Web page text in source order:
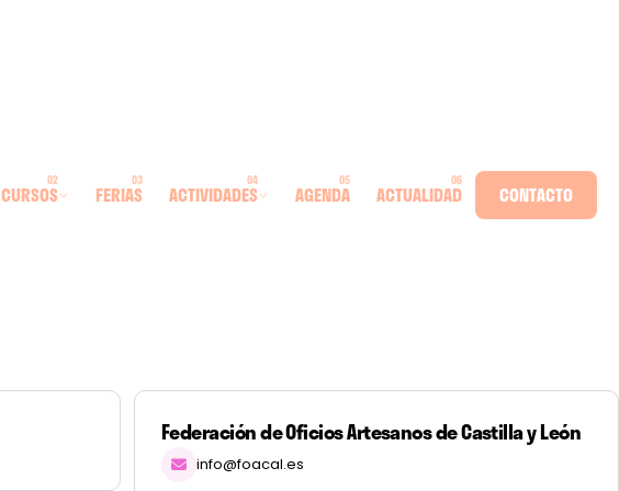
CURSOS FERIAS ACTIVIDADES AGENDA ACTUALIDAD CONTACTO
Federación de Oficios Artesanos de Castilla y León
info@foacal.es